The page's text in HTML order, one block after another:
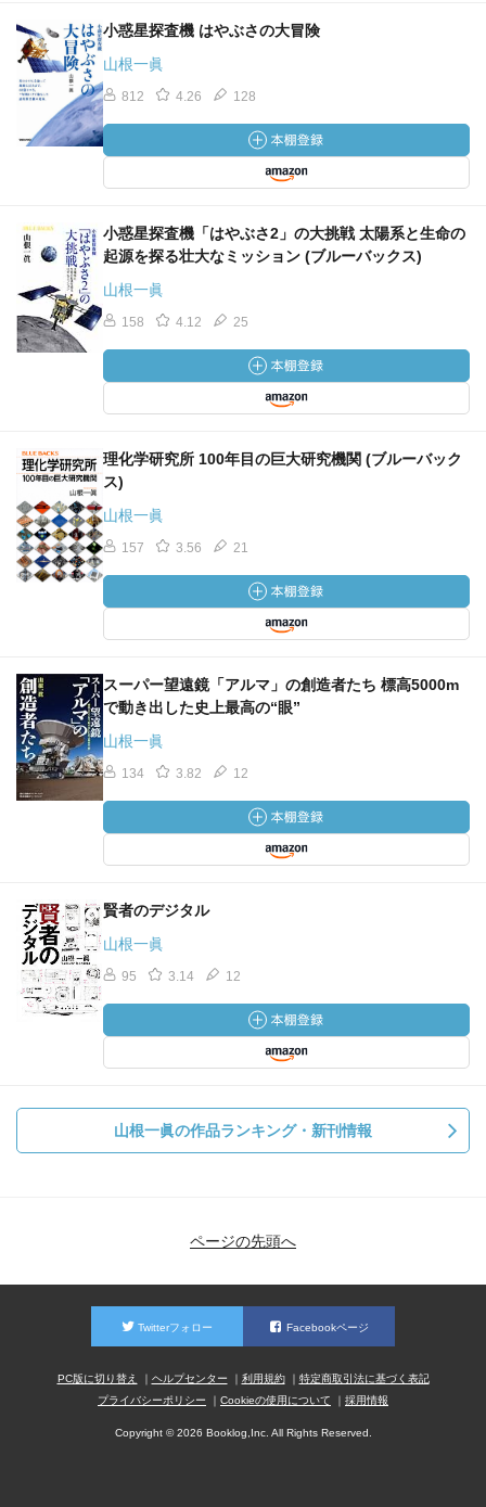
小惑星探査機 はやぶさの大冒険
山根一眞
812 4.26 128
小惑星探査機「はやぶさ2」の大挑戦 太陽系と生命の
起源を探る壮大なミッション (ブルーバックス)
山根一眞
158 4.12 25
理化学研究所 100年目の巨大研究機関 (ブルーバック
ス)
山根一眞
157 3.56 21
スーパー望遠鏡「アルマ」の創造者たち 標高5000m
で動き出した史上最高の“眼”
山根一眞
134 3.82 12
賢者のデジタル
山根一眞
95 3.14 12
山根一眞の作品ランキング・新刊情報
ページの先頭へ
Twitterフォロー Facebookページ
PC版に切り替え ヘルプセンター 利用規約
特定商取引法に基づく表記
プライバシーポリシー
Cookieの使用について 採用情報
Copyright © 2026 Booklog,Inc. All Rights Reserved.